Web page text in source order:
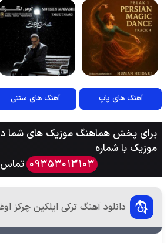
آهنگ های پاپ آهنگ های سنتی
برای پخش هماهنگ موزیک های شما
موزیک با شماره
09353013103 تماس
دانلود آهنگ ترکی ایلکین چرکز